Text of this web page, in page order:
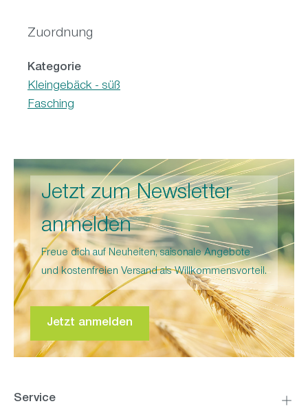
Zuordnung
Kategorie
Kleingebäck - süß
Fasching
Jetzt zum Newsletter
anmelden
Freue dich auf Neuheiten, saisonale Angebote
und kostenfreien Versand als Willkommensvorteil.
Jetzt anmelden
Service